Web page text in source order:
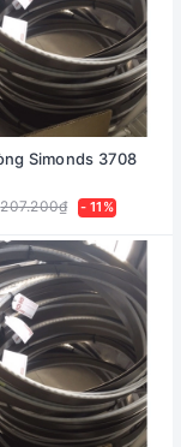
Simonds 3708
207.200₫ - 11%